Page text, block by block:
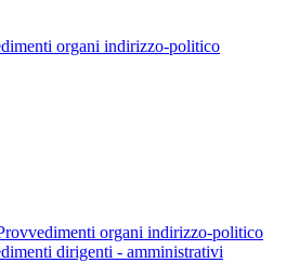
organi indirizzo-politico
organi indirizzo-politico
dirigenti - amministrativi